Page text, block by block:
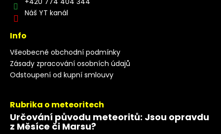
Náš YT kanál
Info
Všeobecné obchodní podmínky
Zásady zpracování osobních údajů
Odstoupení od kupní smlouvy
Rubrika o meteoritech
Určování původu meteoritů: Jsou opravdu
z Měsíce či Marsu?